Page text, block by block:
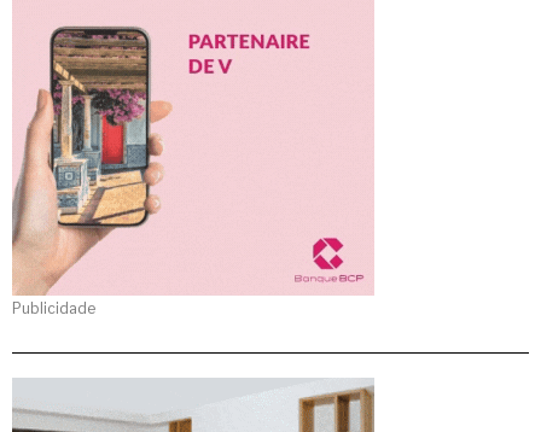
Publicidade